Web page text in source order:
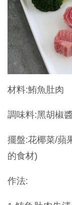
材料:鮪魚肚肉
調味料:黑胡椒
擺盤:花椰菜/蘋
的食材)
作法: